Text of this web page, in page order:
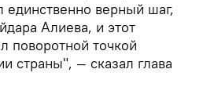
единственно верный шаг,
Алиева, и этот
поворотной точкой
страны", — сказал глава